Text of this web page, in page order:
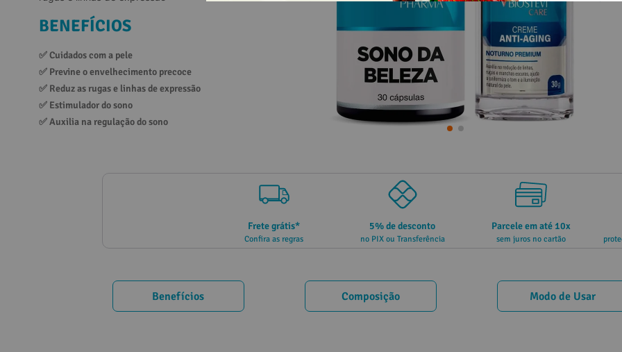
BENEFÍCIOS
✅ Cuidados com a pele
✅ Previne o envelhecimento precoce
✅ Reduz as rugas e linhas de expressão
✅ Estimulador do sono
✅ Auxilia na regulação do sono
Frete grátis*
Confira as regras
5% de desconto
no PIX ou Transferência
Parcele em até 10x
sem juros no cartão
Benefícios Composição Modo de Usar
vitamina